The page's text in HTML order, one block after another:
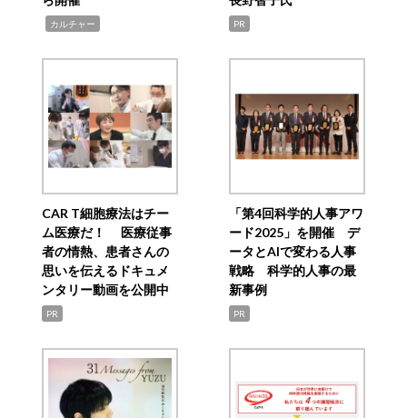
カルチャー PR
CAR T細胞療法はチー
ム医療だ！ 医療従事
者の情熱、患者さんの
思いを伝えるドキュメ
ンタリー動画を公開中
PR
「第4回科学的人事アワ
ード2025」を開催 デ
ータとAIで変わる人事
戦略 科学的人事の最
新事例
PR